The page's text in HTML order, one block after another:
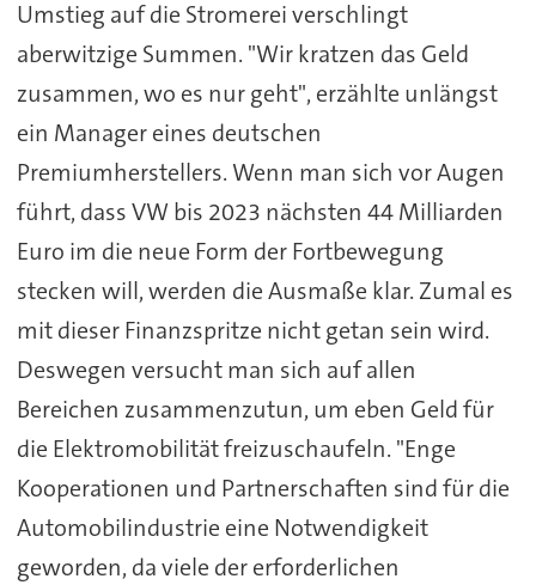
Umstieg auf die Stromerei verschlingt
aberwitzige Summen. "Wir kratzen das Geld
zusammen, wo es nur geht", erzählte unlängst
ein Manager eines deutschen
Premiumherstellers. Wenn man sich vor Augen
führt, dass VW bis 2023 nächsten 44 Milliarden
Euro im die neue Form der Fortbewegung
stecken will, werden die Ausmaße klar. Zumal es
mit dieser Finanzspritze nicht getan sein wird.
Deswegen versucht man sich auf allen
Bereichen zusammenzutun, um eben Geld für
die Elektromobilität freizuschaufeln. "Enge
Kooperationen und Partnerschaften sind für die
Automobilindustrie eine Notwendigkeit
geworden, da viele der erforderlichen